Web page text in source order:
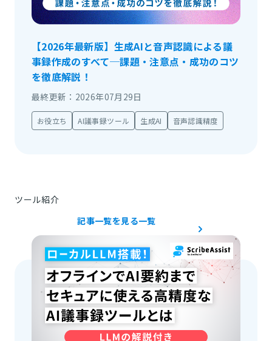
【2026年最新版】生成AIと音声認識による議
事録作成のすべて─課題・注意点・成功のコツ
を徹底解説！
最終更新：2026年07月29日
お役立ち AI議事録ツール 生成AI 音声認識精度
ツール紹介
記事一覧を見る一覧